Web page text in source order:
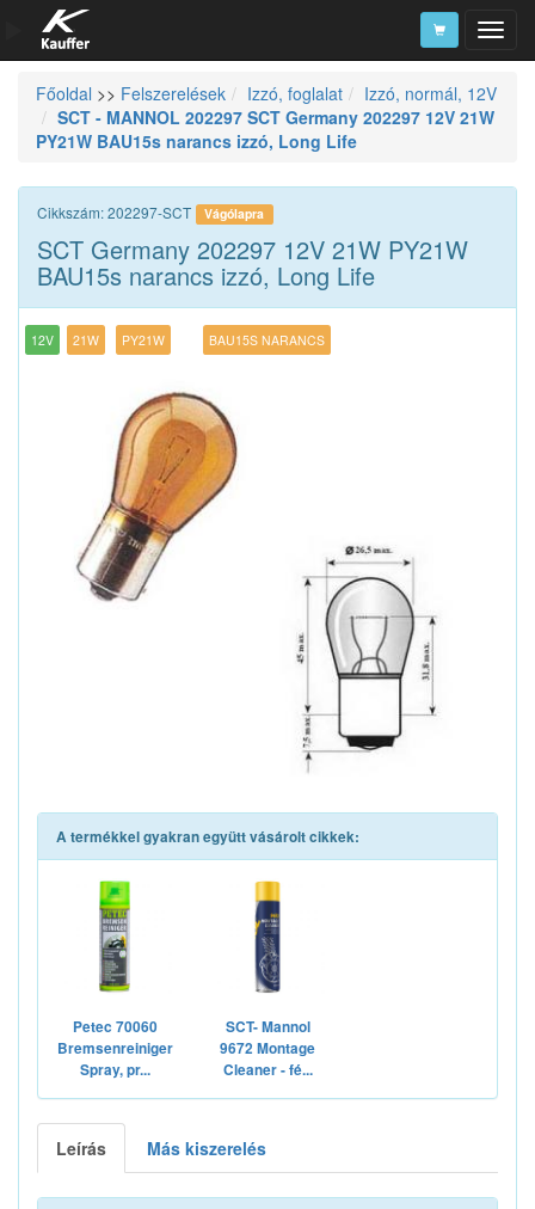
Szerszámkatalógus
Kosár
Alkatrészek
Főoldal >> Felszerelések Izzó, foglalat
Izzó, normál, 12V
SCT - MANNOL 202297 SCT Germany 202297 12V 21W
PY21W BAU15s narancs izzó, Long Life
Cikkszám: 202297-SCT Vágólapra
SCT Germany 202297 12V 21W PY21W
BAU15s narancs izzó, Long Life
12V 21W PY21W BAU15S NARANCS
A termékkel gyakran együtt vásárolt cikkek:
Petec 70060
Bremsenreiniger
Spray, pr...
SCT- Mannol
9672 Montage
Cleaner - fé...
Leírás Más kiszerelés